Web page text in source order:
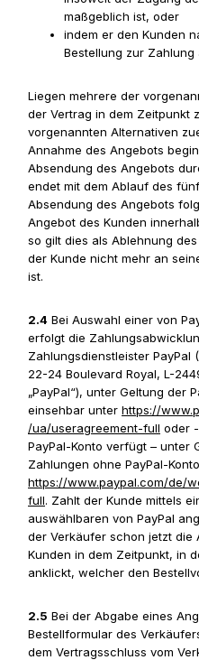
maßgeblich ist, oder
indem er den Kunden
Bestellung zur Zahlung
Liegen mehrere der
der Vertrag in dem Zeitpunkt
vorgenannten Alternativen
Annahme des Angebots
Absendung des Angebots
endet mit dem Ablauf des
Absendung des Angebots
Angebot des Kunden
so gilt dies als Ablehnung
der Kunde nicht mehr an
ist.
2.4 Bei Auswahl einer von
erfolgt die
Zahlungsdienstleister PayPal
22-24 Boulevard Royal, L-
„PayPal“), unter Geltung der
einsehbar unter https://
/ua/useragreement-full oder
PayPal-Konto verfügt – unter
Zahlungen ohne PayPal-
https://www.paypal.com/de/
full. Zahlt der Kunde mittels
auswählbaren von PayPal
der Verkäufer schon jetzt die
Kunden in dem Zeitpunkt, in
anklickt, welcher den
2.5 Bei der Abgabe eines
Bestellformular des
dem Vertragsschluss vom